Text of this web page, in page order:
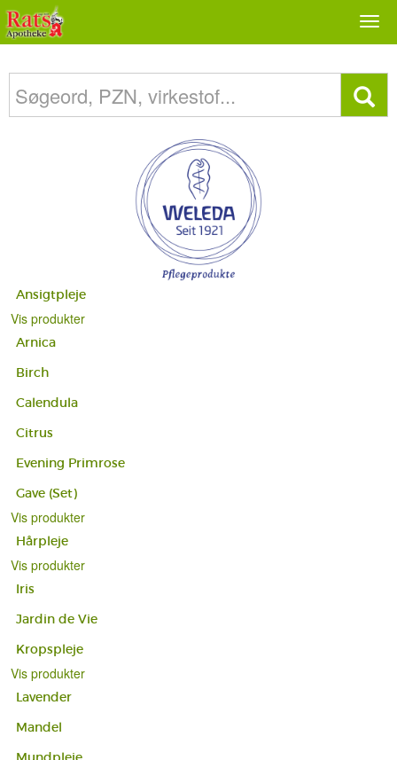
Ansigtpleje
Vis produkter
Arnica
Birch
Calendula
Citrus
Evening Primrose
Gave (Set)
Vis produkter
Hårpleje
Vis produkter
Iris
Jardin de Vie
Kropspleje
Vis produkter
Lavender
Mandel